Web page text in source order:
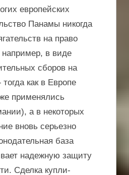
европейских
Панамы никогда
на право
в виде
сборов на
как в Европе
применялись
а в некоторых
вновь серьезно
база
надежную защиту
Сделка купли-